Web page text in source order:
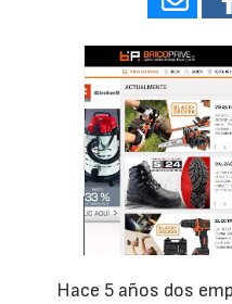
Hace 5 años dos